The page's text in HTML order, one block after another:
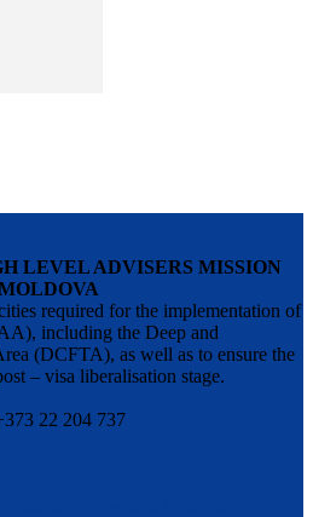
LEVEL ADVISERS MISSION
required for the implementation of
including the Deep and
(DCFTA), as well as to ensure the
– visa liberalisation stage.
22 204 737